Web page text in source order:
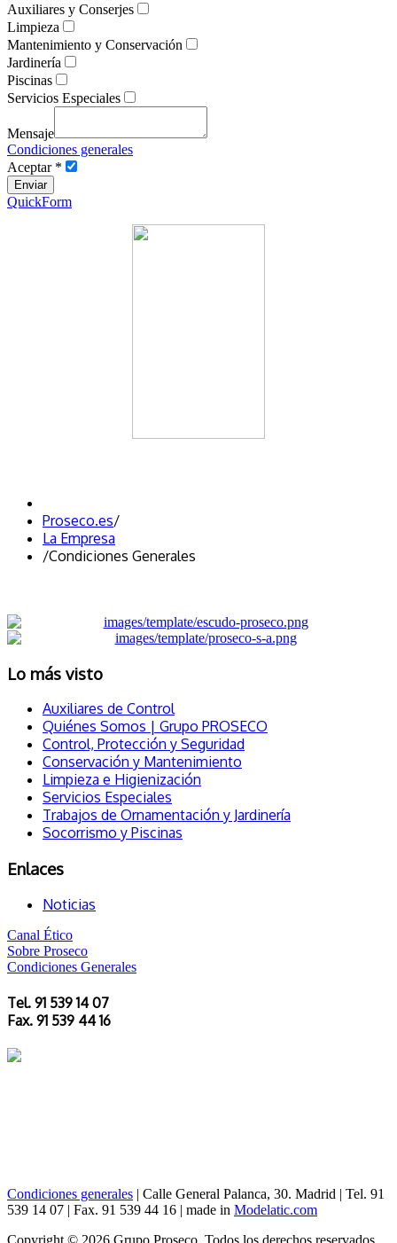
Auxiliares y Conserjes
Limpieza
Mantenimiento y Conservación
Jardinería
Piscinas
Servicios Especiales
Mensaje
Condiciones generales
Aceptar *
QuickForm
Proseco.es/
La Empresa
/Condiciones Generales
Lo más visto
Auxiliares de Control
Quiénes Somos | Grupo PROSECO
Control, Protección y Seguridad
Conservación y Mantenimiento
Limpieza e Higienización
Servicios Especiales
Trabajos de Ornamentación y Jardinería
Socorrismo y Piscinas
Enlaces
Noticias
Canal Ético
Sobre Proseco
Condiciones Generales
Tel. 91 539 14 07
Fax. 91 539 44 16
Condiciones generales | Calle General Palanca, 30. Madrid | Tel. 91
539 14 07 | Fax. 91 539 44 16 | made in Modelatic.com